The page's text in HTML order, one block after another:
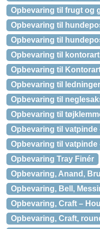
Opbevaring til frugt og
Opbevaring til
Opbevaring til
Opbevaring til
Opbevaring til
Opbevaring til
Opbevaring til
Opbevaring til
Opbevaring til vatpinde
Opbevaring til vatpinde
Opbevaring Tray Finér
Opbevaring, Anand,
Opbevaring, Bell,
Opbevaring, Craft –
Opbevaring, Craft,